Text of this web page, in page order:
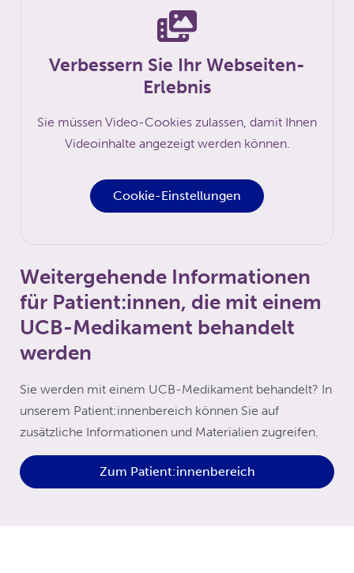
Verbessern Sie Ihr Webseiten-
Erlebnis
Sie müssen Video-Cookies zulassen, damit Ihnen
Videoinhalte angezeigt werden können.
Cookie-Einstellungen
Weitergehende Informationen
für Patient:innen, die mit einem
UCB-Medikament behandelt
werden
Sie werden mit einem UCB-Medikament behandelt? In
unserem Patient:innenbereich können Sie auf
zusätzliche Informationen und Materialien zugreifen.
Zum Patient:innenbereich